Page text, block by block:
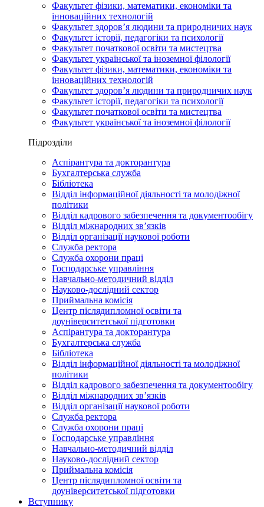
Факультет фізики, математики, економіки та
інноваційних технологій
Факультет здоров’я людини та природничих наук
Факультет історії, педагогіки та психології
Факультет початкової освіти та мистецтва
Факультет української та іноземної філології
Факультет фізики, математики, економіки та
інноваційних технологій
Факультет здоров’я людини та природничих наук
Факультет історії, педагогіки та психології
Факультет початкової освіти та мистецтва
Факультет української та іноземної філології
Підрозділи
Аспірантура та докторантура
Бухгалтерська служба
Бібліотека
Відділ інформаційної діяльності та молодіжної
політики
Відділ кадрового забезпечення та документообігу
Відділ міжнародних зв’язків
Відділ організації наукової роботи
Служба ректора
Служба охорони праці
Господарське управління
Навчально-методичний відділ
Науково-дослідний сектор
Приймальна комісія
Центр післядипломної освіти та
доуніверситетської підготовки
Аспірантура та докторантура
Бухгалтерська служба
Бібліотека
Відділ інформаційної діяльності та молодіжної
політики
Відділ кадрового забезпечення та документообігу
Відділ міжнародних зв’язків
Відділ організації наукової роботи
Служба ректора
Служба охорони праці
Господарське управління
Навчально-методичний відділ
Науково-дослідний сектор
Приймальна комісія
Центр післядипломної освіти та
доуніверситетської підготовки
Вступнику